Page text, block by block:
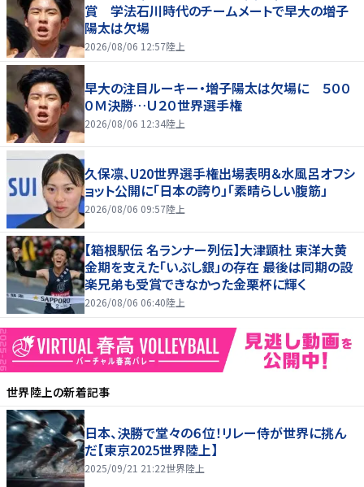
賞 学法石川時代のチームメートで早大の増子
陽太は欠場
2026/08/06 12:57陸上
早大の注目ルーキー・増子陽太は欠場に ５００
０Ｍ決勝…Ｕ２０世界選手権
2026/08/06 12:34陸上
久保凛、U20世界選手権出場表明＆水風呂オフシ
ョット公開に「日本の誇り」「素晴らしい腹筋」
2026/08/06 09:57陸上
【箱根駅伝 名ランナー列伝】大津顕杜 東洋大黄
金期を支えた「いぶし銀」の存在 最後は同期の設
楽兄弟も受賞できなかった金栗杯に輝く
2026/08/06 06:40陸上
世界陸上の新着記事
日本、決勝で堂々の６位！リレー侍が世界に挑ん
だ【東京2025世界陸上】
2025/09/21 21:22世界陸上